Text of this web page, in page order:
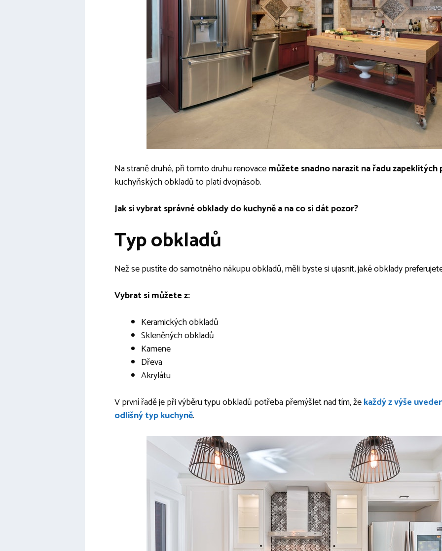
Na straně druhé, při tomto druhu renovacemůžete snadno narazit na řadu
kuchyňských obkladů to platí dvojnásob.
Jak si vybrat správné obklady do kuchyně a na co si dát pozor?
Typ obkladů
Než se pustíte do samotného nákupu obkladů, měli byste si ujasnit, jaké obklady
Vybrat si můžete z:
Keramických obkladů
Skleněných obkladů
Kamene
Dřeva
Akrylátu
V první řadě je při výběru typu obkladů potřeba přemýšlet nad tím, žekaždý z výše
odlišný typ kuchyně.